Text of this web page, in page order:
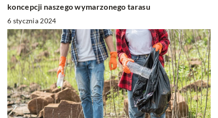
koncepcji naszego wymarzonego tarasu
6 stycznia 2024